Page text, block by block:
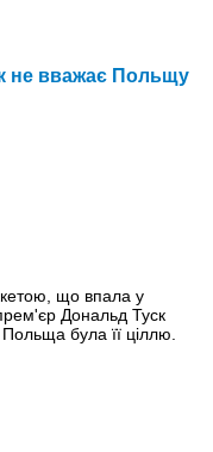
не вважає Польщу
що впала у
Дональд Туск
була її ціллю.